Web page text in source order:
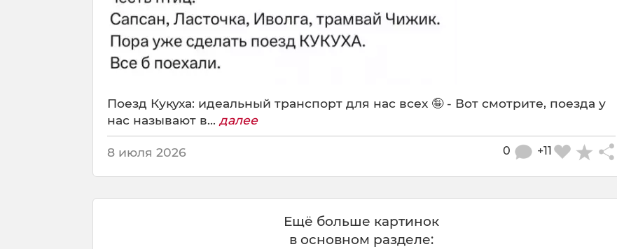
Поезд Кукуха: идеальный транспорт для нас всех 🤪 - Вот смотрите, поезда у
нас называют в... далее
8 июля 2026 +11
0
Ещё больше картинок
в основном разделе: